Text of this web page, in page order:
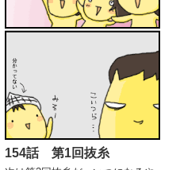
154話 第1回抜糸